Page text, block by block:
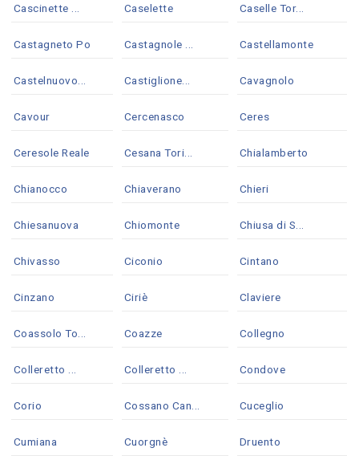
Cascinette ... Caselette Caselle Tor...
Castagneto Po Castagnole ... Castellamonte
Castelnuovo... Castiglione... Cavagnolo
Cavour Cercenasco Ceres
Ceresole Reale Cesana Tori... Chialamberto
Chianocco Chiaverano Chieri
Chiesanuova Chiomonte Chiusa di S...
Chivasso Ciconio Cintano
Cinzano Ciriè Claviere
Coassolo To... Coazze Collegno
Colleretto ... Colleretto ... Condove
Corio Cossano Can... Cuceglio
Cumiana Cuorgnè Druento